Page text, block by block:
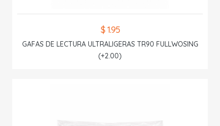
$ 1.95
GAFAS DE LECTURA ULTRALIGERAS TR90 FULLWOSING
(+2.00)